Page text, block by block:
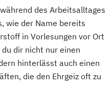
Technologien
und
in der Sozialen
Wirtschaftsrecht
des Arbeitsalltages
wie der Name bereits
in Vorlesungen vor Ort
dir nicht nur einen
hinterlässt auch einen
die den Ehrgeiz oft zu